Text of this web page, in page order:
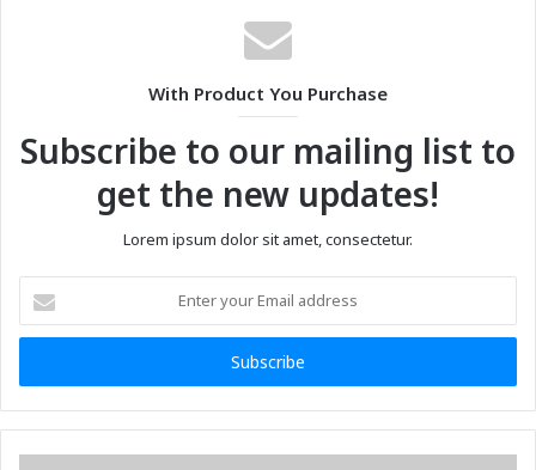
With Product You Purchase
Subscribe to our mailing list to
get the new updates!
Lorem ipsum dolor sit amet, consectetur.
your
Email